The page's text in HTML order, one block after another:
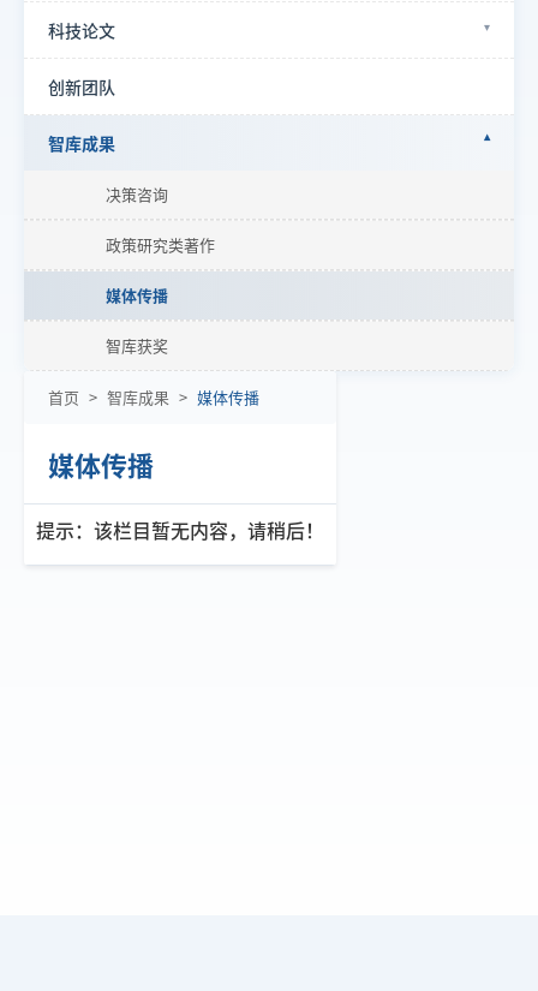
科技论文
创新团队
智库成果
决策咨询
政策研究类著作
媒体传播
智库获奖
首页 > 智库成果 > 媒体传播
媒体传播
提示：该栏目暂无内容，请稍后！